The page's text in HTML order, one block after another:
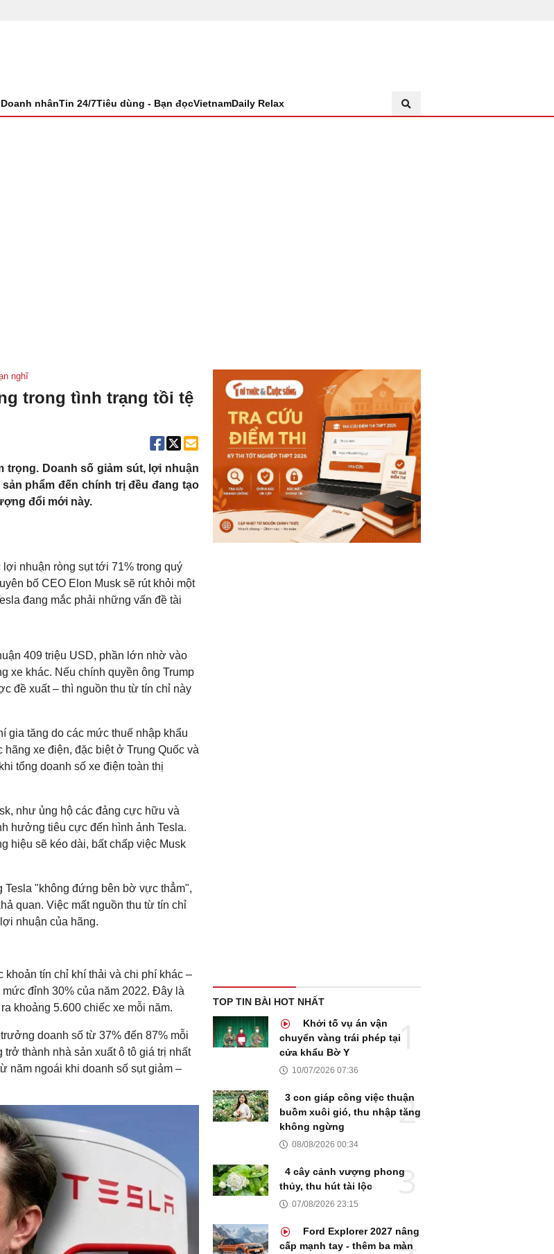
nhânTin 24/7Tiêu dùng - Bạn đọcVietnamDaily Relax
nghĩ
trong tình trạng tồi tệ
trọng. Doanh số giảm sút, lợi nhuận
phẩm đến chính trị đều đang tạo
đổi mới này.
nhuận ròng sụt tới 71% trong quý
bố CEO Elon Musk sẽ rút khỏi một
đang mắc phải những vấn đề tài
409 triệu USD, phần lớn nhờ vào
xe khác. Nếu chính quyền ông Trump
đề xuất – thì nguồn thu từ tín chỉ này
gia tăng do các mức thuế nhập khẩu
xe điện, đặc biệt ở Trung Quốc và
tổng doanh số xe điện toàn thị
như ủng hộ các đảng cực hữu và
hưởng tiêu cực đến hình ảnh Tesla.
hiệu sẽ kéo dài, bất chấp việc Musk
Tesla "không đứng bên bờ vực thẳm",
quan. Việc mất nguồn thu từ tín chỉ
nhuận của hãng.
khoản tín chỉ khí thải và chi phí khác –
đỉnh 30% của năm 2022. Đây là
khoảng 5.600 chiếc xe mỗi năm.
doanh số từ 37% đến 87% mỗi
thành nhà sản xuất ô tô giá trị nhất
năm ngoái khi doanh số sụt giảm –
TOP TIN BÀI HOT NHẤT
Khởi tố vụ án vận
chuyển vàng trái phép tại
cửa khẩu Bờ Y
10/07/2026 07:36
3 con giáp công việc thuận
buồm xuôi gió, thu nhập tăng
không ngừng
08/08/2026 00:34
4 cây cảnh vượng phong
thủy, thu hút tài lộc
07/08/2026 23:15
Ford Explorer 2027 nâng
cấp mạnh tay - thêm ba màn